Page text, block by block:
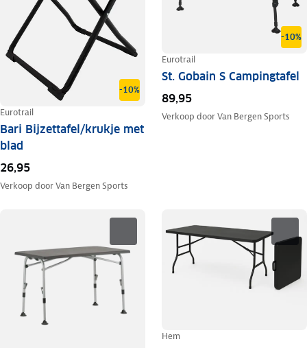
-10%
Eurotrail
Bari Bijzettafel/krukje met
blad
26,95
Verkoop doorVan Bergen Sports
-10%
Eurotrail
St. Gobain S Campingtafel
89,95
Verkoop doorVan Bergen Sports
Hem